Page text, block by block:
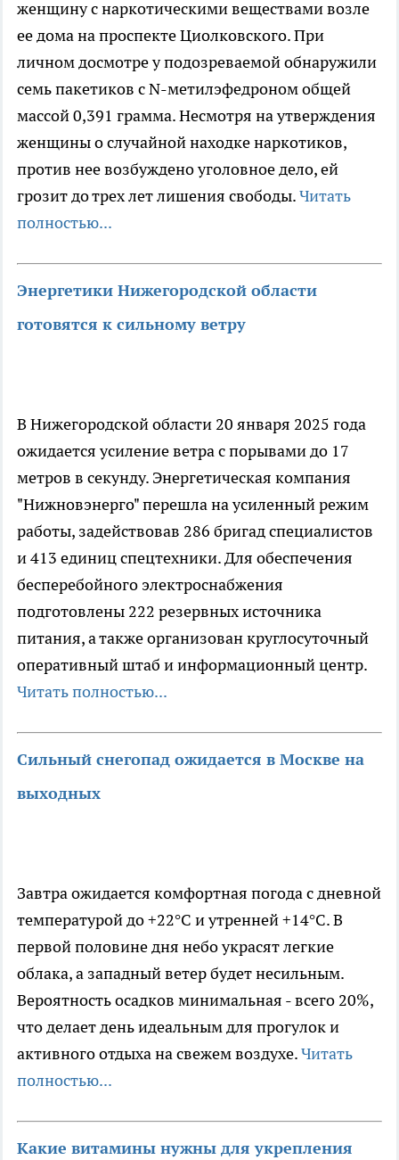
женщину с наркотическими веществами возле
ее дома на проспекте Циолковского. При
личном досмотре у подозреваемой обнаружили
семь пакетиков с N-метилэфедроном общей
массой 0,391 грамма. Несмотря на утверждения
женщины о случайной находке наркотиков,
против нее возбуждено уголовное дело, ей
грозит до трех лет лишения свободы.Читать
полностью...
Энергетики Нижегородской области
готовятся к сильному ветру
В Нижегородской области 20 января 2025 года
ожидается усиление ветра с порывами до 17
метров в секунду. Энергетическая компания
"Нижновэнерго" перешла на усиленный режим
работы, задействовав 286 бригад специалистов
и 413 единиц спецтехники. Для обеспечения
бесперебойного электроснабжения
подготовлены 222 резервных источника
питания, а также организован круглосуточный
оперативный штаб и информационный центр.
Читать полностью...
Сильный снегопад ожидается в Москве на
выходных
Завтра ожидается комфортная погода с дневной
температурой до +22°C и утренней +14°C. В
первой половине дня небо украсят легкие
облака, а западный ветер будет несильным.
Вероятность осадков минимальная - всего 20%,
что делает день идеальным для прогулок и
активного отдыха на свежем воздухе.Читать
полностью...
Какие витамины нужны для укрепления